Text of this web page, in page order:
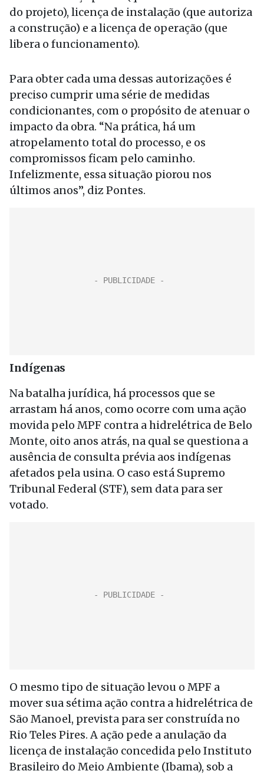
do projeto), licença de instalação (que autoriza
a construção) e a licença de operação (que
libera o funcionamento).
Para obter cada uma dessas autorizações é
preciso cumprir uma série de medidas
condicionantes, com o propósito de atenuar o
impacto da obra. “Na prática, há um
atropelamento total do processo, e os
compromissos ficam pelo caminho.
Infelizmente, essa situação piorou nos
últimos anos”, diz Pontes.
Indígenas
Na batalha jurídica, há processos que se
arrastam há anos, como ocorre com uma ação
movida pelo MPF contra a hidrelétrica de Belo
Monte, oito anos atrás, na qual se questiona a
ausência de consulta prévia aos indígenas
afetados pela usina. O caso está Supremo
Tribunal Federal (STF), sem data para ser
votado.
O mesmo tipo de situação levou o MPF a
mover sua sétima ação contra a hidrelétrica de
São Manoel, prevista para ser construída no
Rio Teles Pires. A ação pede a anulação da
licença de instalação concedida pelo Instituto
Brasileiro do Meio Ambiente (Ibama), sob a